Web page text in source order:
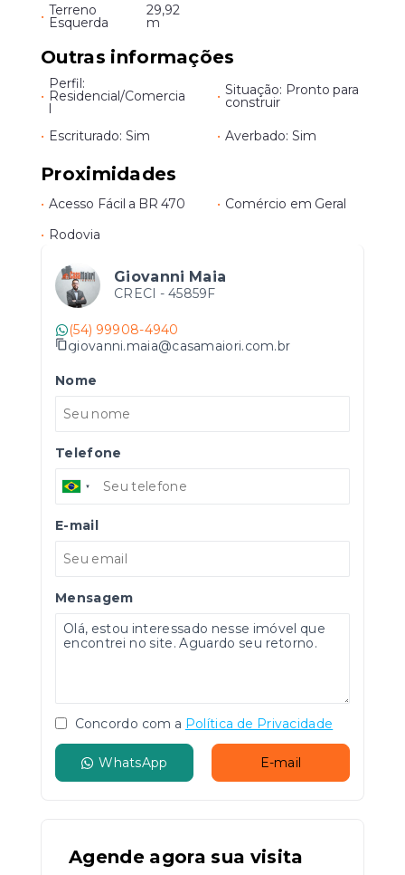
• Terreno
Esquerda
29,92
m
Outras informações
•
Perfil:
Residencial/Comercia
l
• Situação: Pronto para
construir
• Escriturado: Sim • Averbado: Sim
Proximidades
• Acesso Fácil a BR 470 • Comércio em Geral
• Rodovia
Giovanni Maia
CRECI - 45859F
(54) 99908-4940
giovanni.maia@casamaiori.com.br
Nome
Telefone
E-mail
Mensagem
Concordo com a Política de Privacidade
WhatsApp E-mail
Agende agora sua visita